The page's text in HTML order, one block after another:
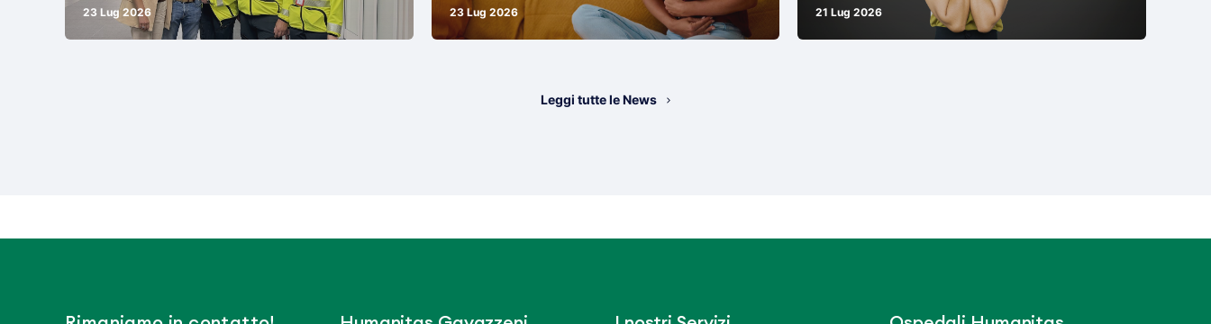
23 Lug 2026 23 Lug 2026 21 Lug 2026
Leggi tutte le News